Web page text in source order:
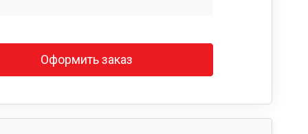
Оформить заказ